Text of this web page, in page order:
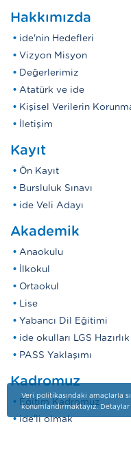
Hakkımızda
ide'nin Hedefleri
Vizyon Misyon
Değerlerimiz
Atatürk ve ide
Kişisel Verilerin
İletişim
Kayıt
Ön Kayıt
Bursluluk Sınavı
ide Veli Adayı
Akademik
Anaokulu
İlkokul
Ortaokul
Lise
Yabancı Dil Eğitimi
ide okulları LGS
PASS Yaklaşımı
Kadromuz
Eğitim Kadromuz
ide'li olmak
Veri politikasındaki amaçlarla
konumlandırmaktayız.